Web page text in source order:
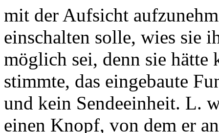
mit der Aufsicht
einschalten solle, wies sie
möglich sei, denn sie
stimmte, das eingebaute
und kein Sendeeinheit. L.
einen Knopf, von dem er